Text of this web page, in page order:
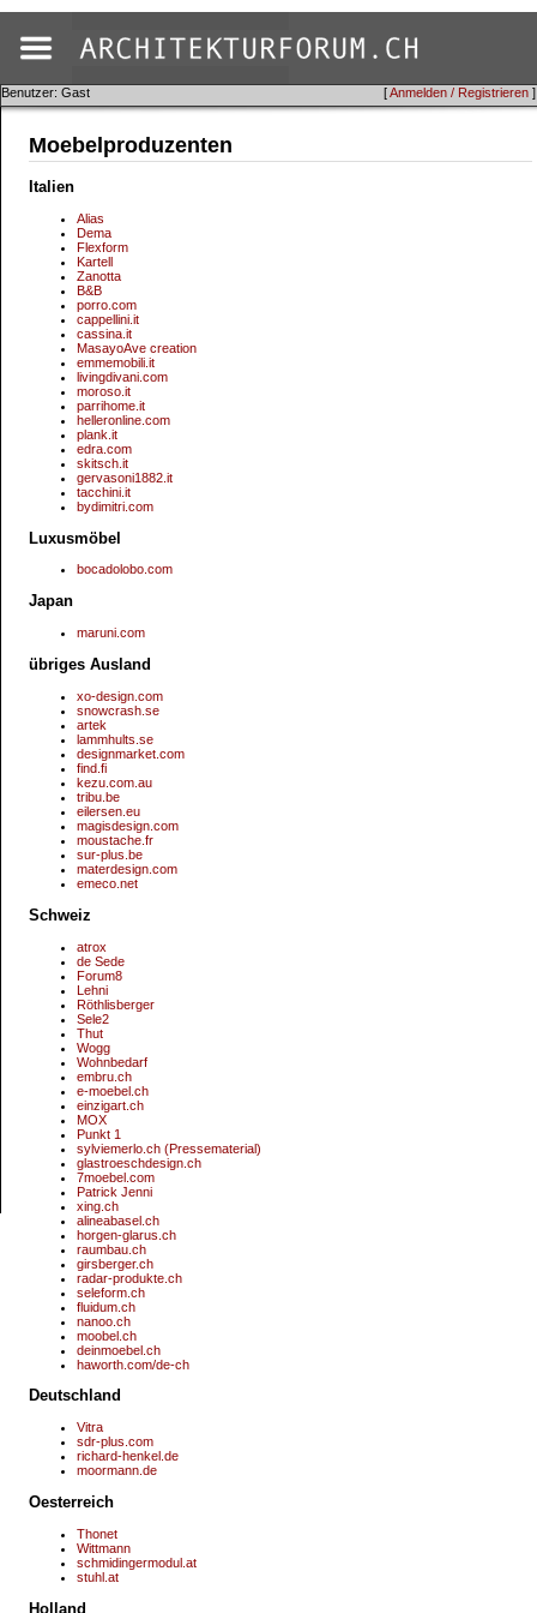
[Anmelden / Registrieren ]
Benutzer: Gast
Moebelproduzenten
Italien
Alias
Dema
Flexform
Kartell
Zanotta
B&B
porro.com
cappellini.it
cassina.it
MasayoAve creation
emmemobili.it
livingdivani.com
moroso.it
parrihome.it
helleronline.com
plank.it
edra.com
skitsch.it
gervasoni1882.it
tacchini.it
bydimitri.com
Luxusmöbel
bocadolobo.com
Japan
maruni.com
übriges Ausland
xo-design.com
snowcrash.se
artek
lammhults.se
designmarket.com
find.fi
kezu.com.au
tribu.be
eilersen.eu
magisdesign.com
moustache.fr
sur-plus.be
materdesign.com
emeco.net
Schweiz
atrox
de Sede
Forum8
Lehni
Röthlisberger
Sele2
Thut
Wogg
Wohnbedarf
embru.ch
e-moebel.ch
einzigart.ch
MOX
Punkt 1
sylviemerlo.ch (Pressematerial)
glastroeschdesign.ch
7moebel.com
Patrick Jenni
xing.ch
alineabasel.ch
horgen-glarus.ch
raumbau.ch
girsberger.ch
radar-produkte.ch
seleform.ch
fluidum.ch
nanoo.ch
moobel.ch
deinmoebel.ch
haworth.com/de-ch
Deutschland
Vitra
sdr-plus.com
richard-henkel.de
moormann.de
Oesterreich
Thonet
Wittmann
schmidingermodul.at
stuhl.at
Holland